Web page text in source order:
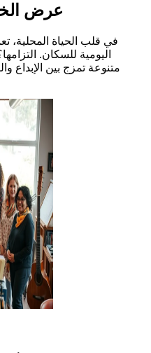
عرض
في قلب الحياة المحلية،
اليومية للسكان.
متنوعة تمزج بين الإبداع